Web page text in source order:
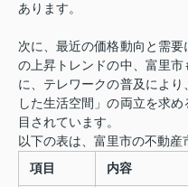
あります。
次に、最近の価格動向と需
の上昇トレンドの中、富里
に、テレワークの普及によ
した生活空間」の両立を求
目されています。
以下の表は、富里市の不動産
項目
内容